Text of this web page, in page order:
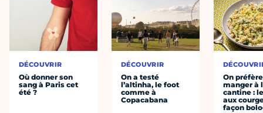
DÉCOUVRIR
Où donner son
sang à Paris cet
été ?
DÉCOUVRIR
On a testé
l’altinha, le foot
comme à
Copacabana
On préfère
manger à
cantine :
aux
façon